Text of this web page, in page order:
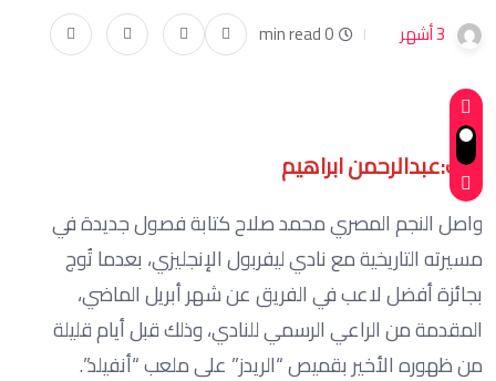
3 أشهر 0 min read
كتب:عبدالرحمن ابراهيم
واصل النجم المصري محمد صلاح كتابة فصول جديدة في
مسيرته التاريخية مع نادي ليفربول الإنجليزي، بعدما تُوج
بجائزة أفضل لاعب في الفريق عن شهر أبريل الماضي،
المقدمة من الراعي الرسمي للنادي، وذلك قبل أيام قليلة
من ظهوره الأخير بقميص “الريدز” على ملعب “أنفيلد”.